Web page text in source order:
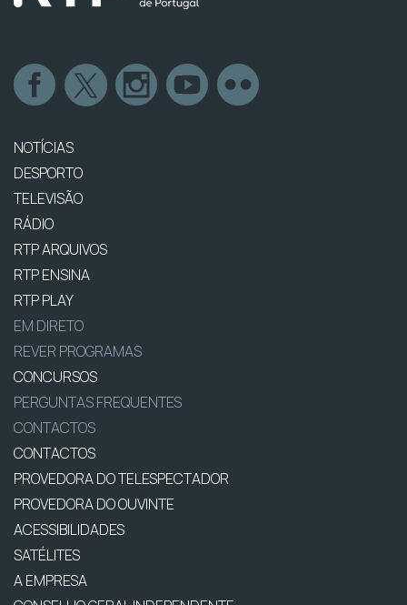
NOTÍCIAS
DESPORTO
TELEVISÃO
RÁDIO
RTP ARQUIVOS
RTP ENSINA
RTP PLAY
EM DIRETO
REVER PROGRAMAS
CONCURSOS
PERGUNTAS FREQUENTES
CONTACTOS
CONTACTOS
PROVEDORA DO TELESPECTADOR
PROVEDORA DO OUVINTE
ACESSIBILIDADES
SATÉLITES
A EMPRESA